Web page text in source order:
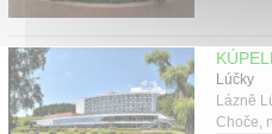
Lúčky
Lázně
Choče,